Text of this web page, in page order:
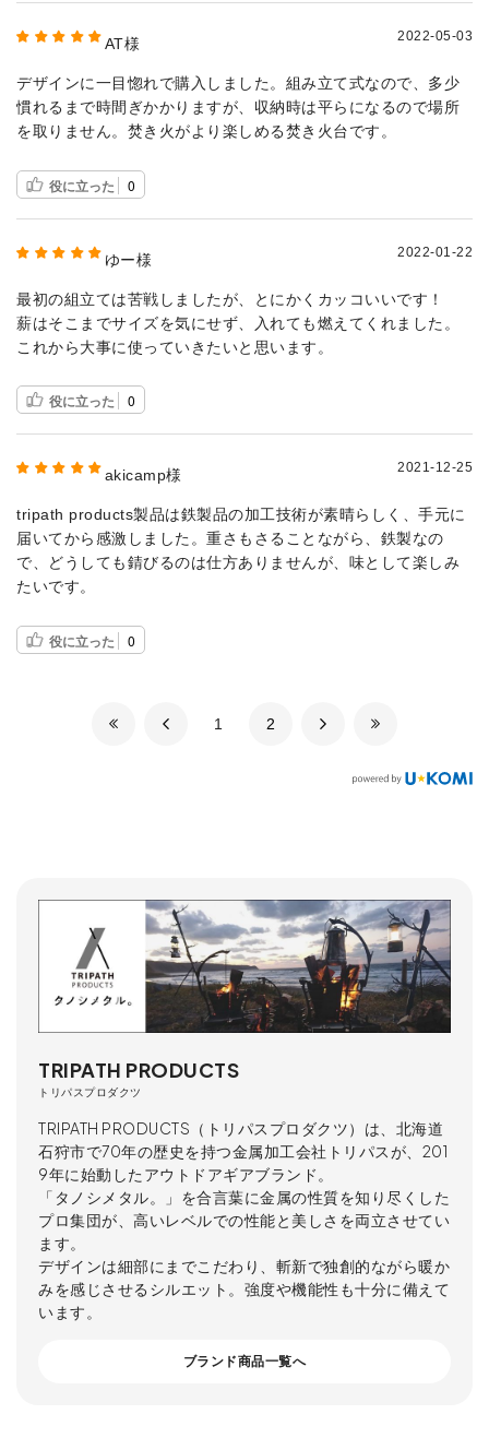
AT様 2022-05-03
デザインに一目惚れで購入しました。組み立て式なので、多少
慣れるまで時間ぎかかりますが、収納時は平らになるので場所
を取りません。焚き火がより楽しめる焚き火台です。
役に立った 0
ゆー様 2022-01-22
最初の組立ては苦戦しましたが、とにかくカッコいいです！
薪はそこまでサイズを気にせず、入れても燃えてくれました。
これから大事に使っていきたいと思います。
役に立った 0
akicamp様 2021-12-25
tripath products製品は鉄製品の加工技術が素晴らしく、手元に
届いてから感激しました。重さもさることながら、鉄製なの
で、どうしても錆びるのは仕方ありませんが、味として楽しみ
たいです。
役に立った 0
​1 ​2
TRIPATH PRODUCTS
トリパスプロダクツ
TRIPATH PRODUCTS（トリパスプロダクツ）は、北海道
石狩市で70年の歴史を持つ金属加工会社トリパスが、201
9年に始動したアウトドアギアブランド。
「タノシメタル。」を合言葉に金属の性質を知り尽くした
プロ集団が、高いレベルでの性能と美しさを両立させてい
ます。
デザインは細部にまでこだわり、斬新で独創的ながら暖か
みを感じさせるシルエット。強度や機能性も十分に備えて
います。
ブランド商品一覧へ